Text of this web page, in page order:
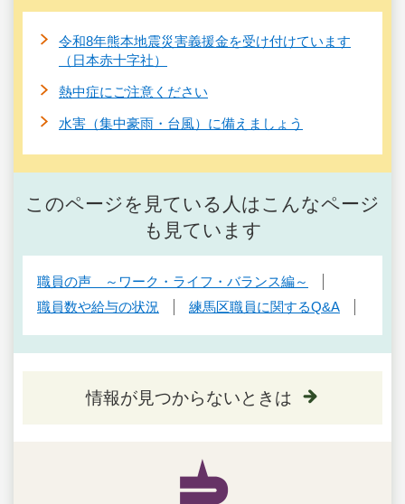
令和8年熊本地震災害義援金を受け付けています
（日本赤十字社）
熱中症にご注意ください
水害（集中豪雨・台風）に備えましょう
このページを見ている人はこんなページ
も見ています
職員の声 ～ワーク・ライフ・バランス編～
職員数や給与の状況
練馬区職員に関するQ&A
情報が見つからないときは